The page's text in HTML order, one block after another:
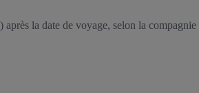
la date de voyage, selon la compagnie